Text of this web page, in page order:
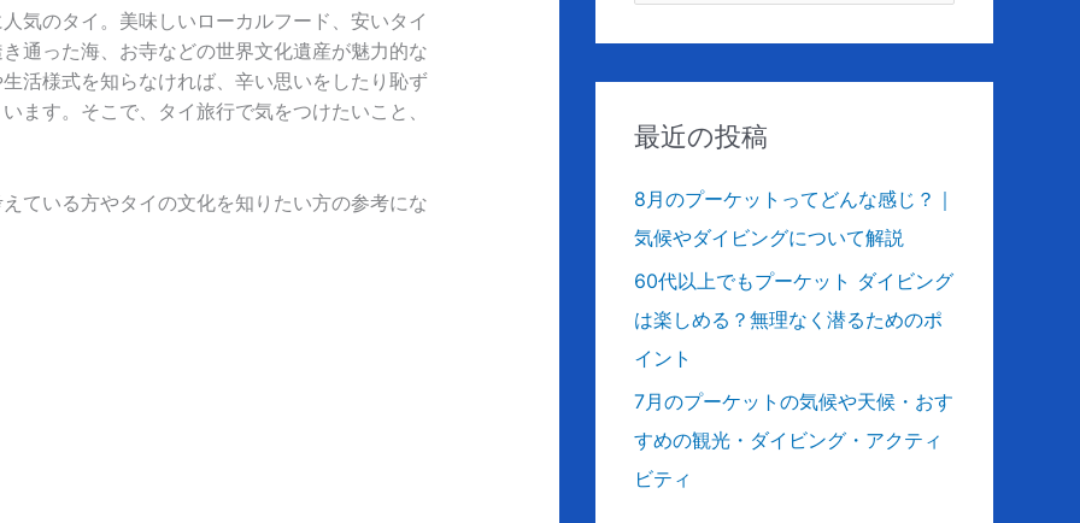
気のタイ。美味しいローカルフード、安いタイ
通った海、お寺などの世界文化遺産が魅力的な
活様式を知らなければ、辛い思いをしたり恥ず
ます。そこで、タイ旅行で気をつけたいこと、
ている方やタイの文化を知りたい方の参考にな
:最近の投稿
8月のプーケットってどんな感じ？｜
気候やダイビングについて解説
60代以上でもプーケット ダイビング
は楽しめる？無理なく潜るためのポ
イント
7月のプーケットの気候や天候・おす
すめの観光・ダイビング・アクティ
ビティ